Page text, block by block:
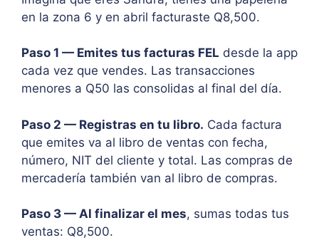
en la zona 6 y en abril facturaste Q8,500.
Paso 1 — Emites tus facturas FEL desde la app
cada vez que vendes. Las transacciones
menores a Q50 las consolidas al final del día.
Paso 2 — Registras en tu libro. Cada factura
que emites va al libro de ventas con fecha,
número, NIT del cliente y total. Las compras de
mercadería también van al libro de compras.
Paso 3 — Al finalizar el mes, sumas todas tus
ventas: Q8,500.